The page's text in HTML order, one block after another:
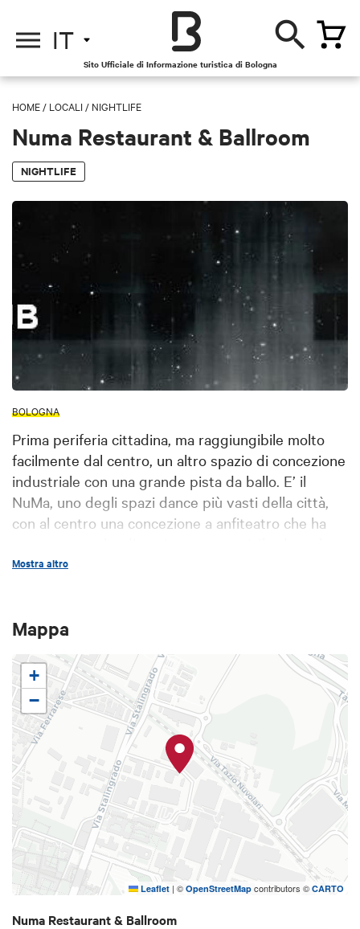
IT
Sito Ufficiale di Informazione turistica di Bologna
HOME / LOCALI / NIGHTLIFE
Numa Restaurant & Ballroom
NIGHTLIFE
BOLOGNA
Prima periferia cittadina, ma raggiungibile molto
facilmente dal centro, un altro spazio di concezione
industriale con una grande pista da ballo. E’ il
NuMa, uno degli spazi dance più vasti della città,
con al centro una concezione a anfiteatro che ha
dedicato all’hip hop e al reggaeton, il sabato alla
Mostra altro
Mappa
+
−
Leaflet | © OpenStreetMap contributors © CARTO
Numa Restaurant & Ballroom